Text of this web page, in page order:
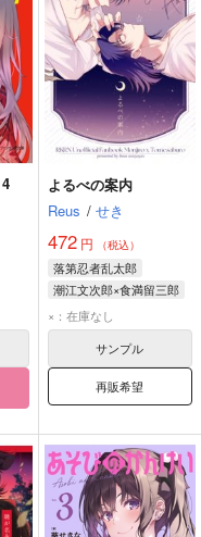
よるべの案内
Reus / せき
472円 （税込）
落第忍者乱太郎
潮江文次郎×食満留三郎
潮江文次郎
食満留三郎
×：在庫なし
サンプル
再販希望